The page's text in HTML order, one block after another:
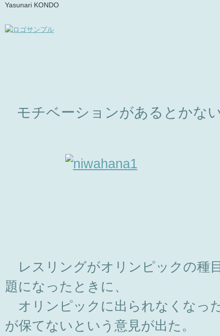
Yasunari KONDO
モチベーションがあるとかな
レスリングがオリンピックの種
題になったときに、
オリンピックに出られなくなっ
が保てないという意見が出た。